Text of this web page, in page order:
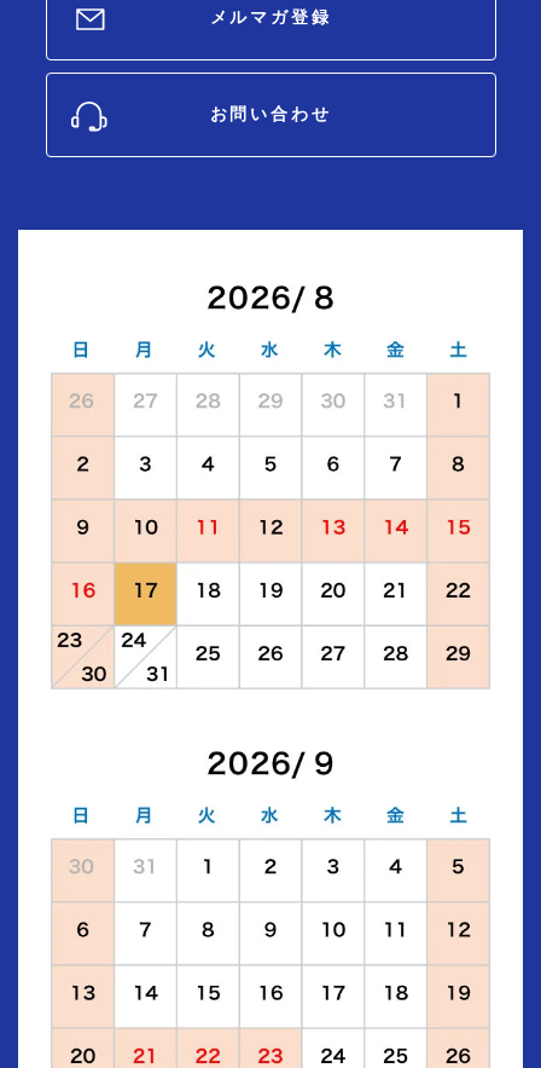
メルマガ登録
お問い合わせ